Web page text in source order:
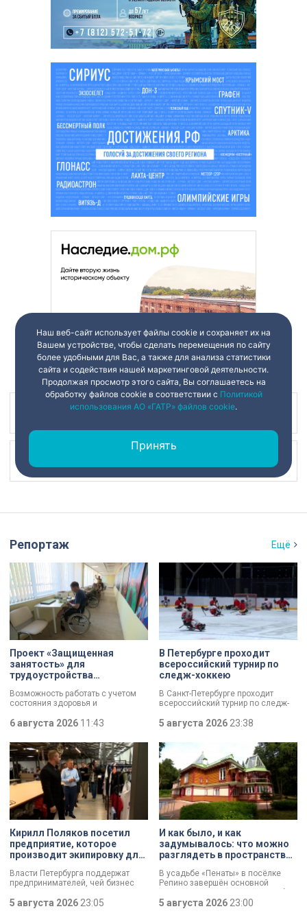
Репортаж Ещё
Проект «Защищенная
занятость» для
трудоустройства
инвалидностью стартовал в
Петербурге
Возможность работать с учетом
состояния здоровья и
Петербурге стартовал пилотный
для людей с тяжелой
инвалидностью, в том числе
бойцов СВО. Участникам помогут
подобрать подходящее занятие,
оформить необходимые
документы и адаптироваться на
рабочем месте.
6 августа 2026 11:43
В Петербурге проходит
всероссийский турнир по
следж-хоккею
В Санкт-Петербурге проходит
всероссийский турнир по следж-
только медали, но и возможность
участниками чемпионата России
«Лиги героев».
5 августа 202623:38
Кирилл Поляков посетил
предприятие, которое
производит экипировку для
Власти Петербурга поддержат
предпринимателей, чей бизнес
складах маркетплейсов.
5 августа 202623:05
И как было, и как
задумывалось: что можно
разглядеть в пространствах
В усадьбе «Пенаты» в посёлке
Репино завершён основной
И впервые за 60 лет в музее
5 августа 202623:00
Наш веб-сайт использует файлы cookie и сохраняет их на
Вашем устройстве, чтобы сделать перемещения по сайту
более удобными для Вас, а также для анализа статистики
сайта и содействия нашей маркетинговой деятельности.
Продолжая просмотр этого сайта, Вы соглашаетесь на
обработку файлов cookie в соответствии с Политикой
использования АО «ГАТР» файлов cookie.
Принять